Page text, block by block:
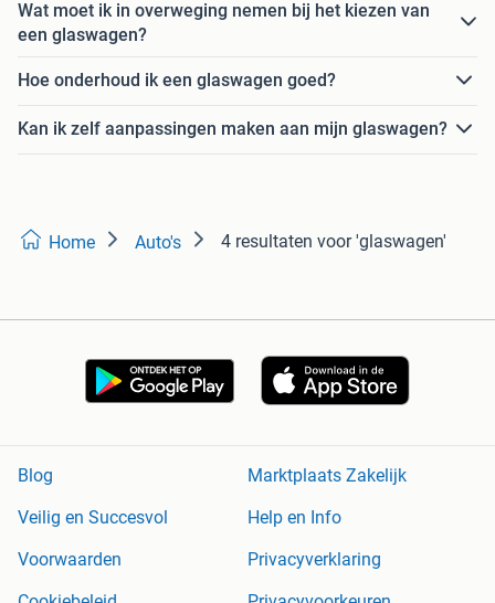
Wat moet ik in overweging nemen bij het kiezen van
een glaswagen?
Hoe onderhoud ik een glaswagen goed?
Kan ik zelf aanpassingen maken aan mijn glaswagen?
Home Auto's 4 resultaten voor 'glaswagen'
Blog
Marktplaats Zakelijk
Veilig en Succesvol
Help en Info
Voorwaarden
Privacyverklaring